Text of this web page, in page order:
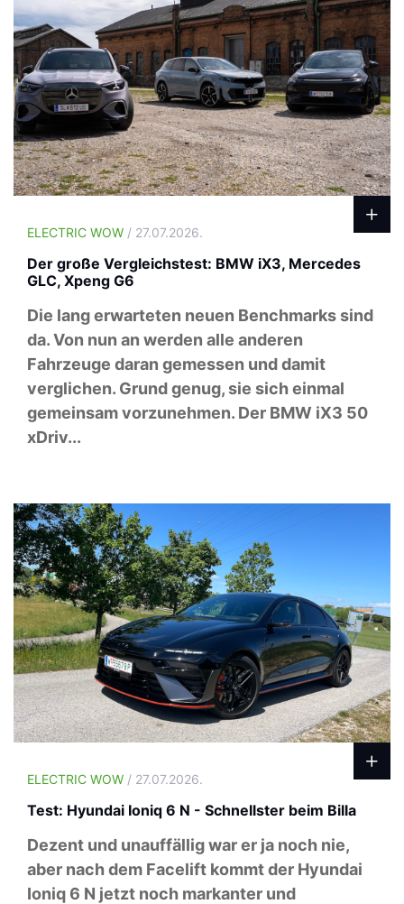
ELECTRIC WOW / 27.07.2026.
Der große Vergleichstest: BMW iX3, Mercedes
GLC, Xpeng G6
Die lang erwarteten neuen Benchmarks sind
da. Von nun an werden alle anderen
Fahrzeuge daran gemessen und damit
verglichen. Grund genug, sie sich einmal
gemeinsam vorzunehmen. Der BMW iX3 50
xDriv...
ELECTRIC WOW / 27.07.2026.
Test: Hyundai Ioniq 6 N - Schnellster beim Billa
Dezent und unauffällig war er ja noch nie,
aber nach dem Facelift kommt der Hyundai
Ioniq 6 N jetzt noch markanter und